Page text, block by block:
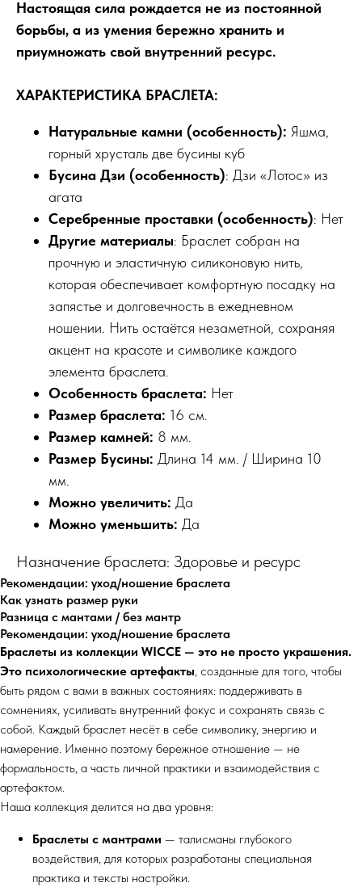
Настоящая сила рождается не из постоянной
борьбы, а из умения бережно хранить и
приумножать свой внутренний ресурс.
ХАРАКТЕРИСТИКА БРАСЛЕТА:
Натуральные камни (особенность): Яшма,
горный хрусталь две бусины куб
Бусина Дзи (особенность): Дзи «Лотос» из
агата
Серебренные проставки (особенность): Нет
Другие материалы: Браслет собран на
прочную и эластичную силиконовую нить,
которая обеспечивает комфортную посадку на
запястье и долговечность в ежедневном
ношении. Нить остаётся незаметной, сохраняя
акцент на красоте и символике каждого
элемента браслета.
Особенность браслета: Нет
Размер браслета: 16 см.
Размер камней: 8 мм.
Размер Бусины: Длина 14 мм. / Ширина 10
мм.
Можно увеличить: Да
Можно уменьшить: Да
Назначение браслета: Здоровье и ресурс
Рекомендации: уход/ношение браслета
Как узнать размер руки
Разница с мантами / без мантр
Рекомендации: уход/ношение браслета
Браслеты из коллекции WICCE — это не просто украшения.
Это психологические артефакты, созданные для того, чтобы
быть рядом с вами в важных состояниях: поддерживать в
сомнениях, усиливать внутренний фокус и сохранять связь с
собой. Каждый браслет несёт в себе символику, энергию и
намерение. Именно поэтому бережное отношение — не
формальность, а часть личной практики и взаимодействия с
артефактом.
Наша коллекция делится на два уровня:
Браслеты с мантрами — талисманы глубокого
воздействия, для которых разработаны специальная
практика и тексты настройки.